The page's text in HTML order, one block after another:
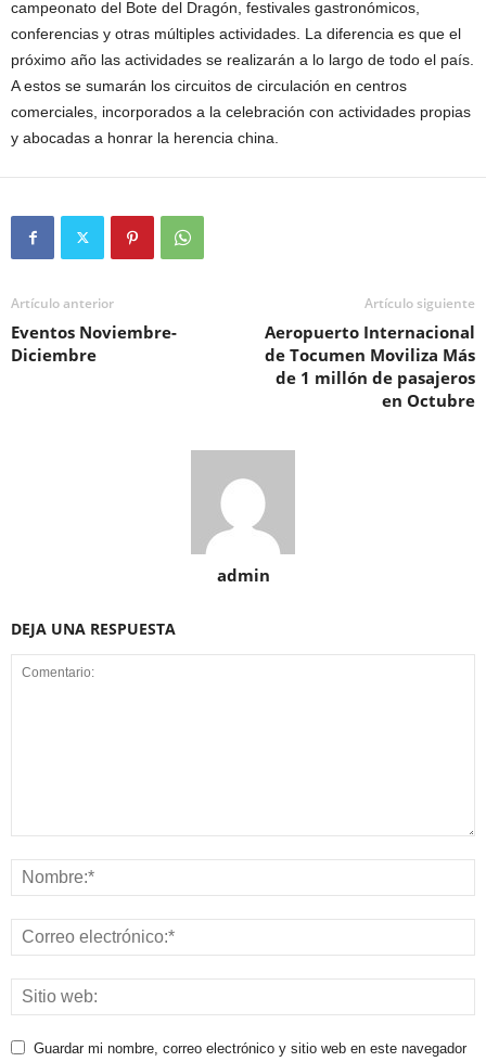
campeonato del Bote del Dragón, festivales gastronómicos,
conferencias y otras múltiples actividades. La diferencia es que el
próximo año las actividades se realizarán a lo largo de todo el país.
A estos se sumarán los circuitos de circulación en centros
comerciales, incorporados a la celebración con actividades propias
y abocadas a honrar la herencia china.
Artículo anterior
Eventos Noviembre-
Diciembre
Artículo siguiente
Aeropuerto Internacional
de Tocumen Moviliza Más
de 1 millón de pasajeros
en Octubre
admin
DEJA UNA RESPUESTA
Guardar mi nombre, correo electrónico y sitio web en este navegador